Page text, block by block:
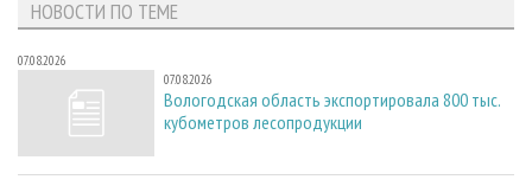
НОВОСТИ ПО ТЕМЕ
07.08.2026
07.08.2026
Вологодская область экспортировала 800 тыс.
кубометров лесопродукции